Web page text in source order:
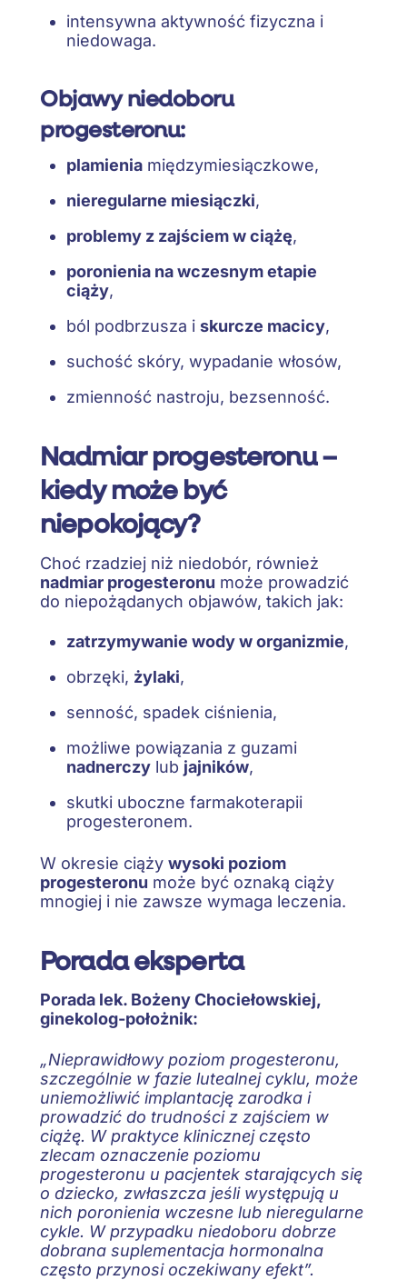
intensywna aktywność fizyczna i
niedowaga.
Objawy niedoboru
progesteronu:
plamieniamiędzymiesiączkowe,
nieregularne miesiączki,
problemy z zajściem w ciążę,
poronienia na wczesnym etapie
ciąży,
ból podbrzusza i skurcze macicy,
suchość skóry, wypadanie włosów,
zmienność nastroju, bezsenność.
Nadmiar progesteronu –
kiedy może być
niepokojący?
Choć rzadziej niż niedobór, również
nadmiar progesteronu może prowadzić
do niepożądanych objawów, takich jak:
zatrzymywanie wody w organizmie,
obrzęki, żylaki,
senność, spadek ciśnienia,
możliwe powiązania z guzami
nadnerczylub jajników,
skutki uboczne farmakoterapii
progesteronem.
W okresie ciąży wysoki poziom
progesteronu może być oznaką ciąży
mnogiej i nie zawsze wymaga leczenia.
Porada eksperta
Porada lek. Bożeny Chociełowskiej,
ginekolog-położnik:
„Nieprawidłowy poziom progesteronu,
szczególnie w fazie lutealnej cyklu, może
uniemożliwić implantację zarodka i
prowadzić do trudności z zajściem w
ciążę. W praktyce klinicznej często
zlecam oznaczenie poziomu
progesteronu u pacjentek starających się
o dziecko, zwłaszcza jeśli występują u
nich poronienia wczesne lub nieregularne
cykle. W przypadku niedoboru dobrze
dobrana suplementacja hormonalna
często przynosi oczekiwany efekt”.